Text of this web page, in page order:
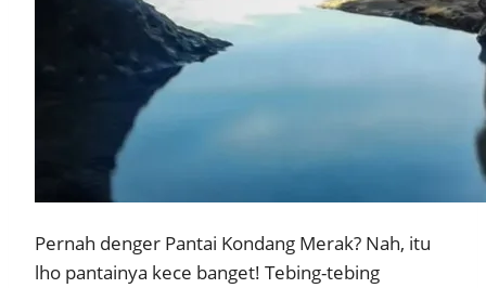
Pernah denger Pantai Kondang Merak? Nah, itu
lho pantainya kece banget! Tebing-tebing